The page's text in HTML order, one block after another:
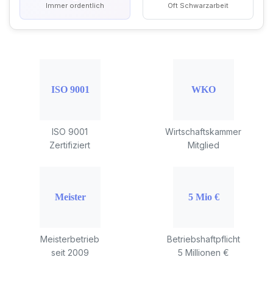
Immer ordentlich Oft Schwarzarbeit
ISO 9001
Zertifiziert
Wirtschaftskammer
Mitglied
Meisterbetrieb
seit 2009
Betriebshaftpflicht
5 Millionen €